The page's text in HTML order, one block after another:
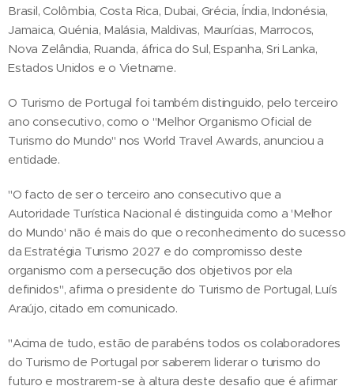
Brasil, Colômbia, Costa Rica, Dubai, Grécia, Índia, Indonésia,
Jamaica, Quénia, Malásia, Maldivas, Maurícias, Marrocos,
Nova Zelândia, Ruanda, áfrica do Sul, Espanha, Sri Lanka,
Estados Unidos e o Vietname.
O Turismo de Portugal foi também distinguido, pelo terceiro
ano consecutivo, como o "Melhor Organismo Oficial de
Turismo do Mundo" nos World Travel Awards, anunciou a
entidade.
"O facto de ser o terceiro ano consecutivo que a
Autoridade Turística Nacional é distinguida como a 'Melhor
do Mundo' não é mais do que o reconhecimento do sucesso
da Estratégia Turismo 2027 e do compromisso deste
organismo com a persecução dos objetivos por ela
definidos", afirma o presidente do Turismo de Portugal, Luís
Araújo, citado em comunicado.
"Acima de tudo, estão de parabéns todos os colaboradores
do Turismo de Portugal por saberem liderar o turismo do
futuro e mostrarem-se à altura deste desafio que é afirmar